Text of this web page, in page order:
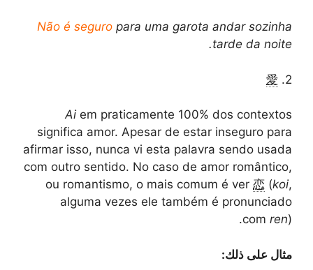
Não é seguro para uma garota andar sozinha
tarde da noite.
2.
愛
Ai em praticamente 100% dos contextos
significa amor. Apesar de estar inseguro para
afirmar isso, nunca vi esta palavra sendo usada
com outro sentido. No caso de amor romântico,
ou romantismo, o mais comum é ver 恋 (koi,
alguma vezes ele também é pronunciado
com ren).
مثال على ذلك: